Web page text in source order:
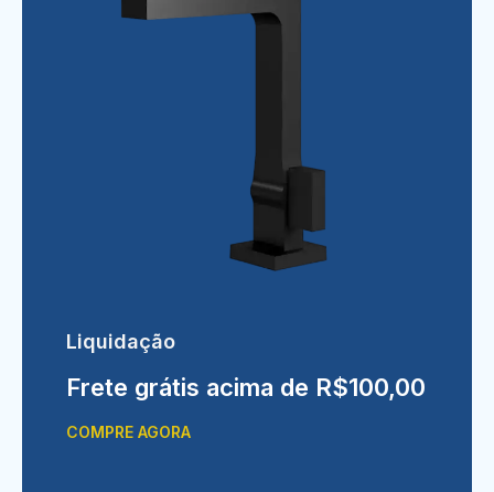
Liquidação
Frete grátis acima de R$100,00
COMPRE AGORA